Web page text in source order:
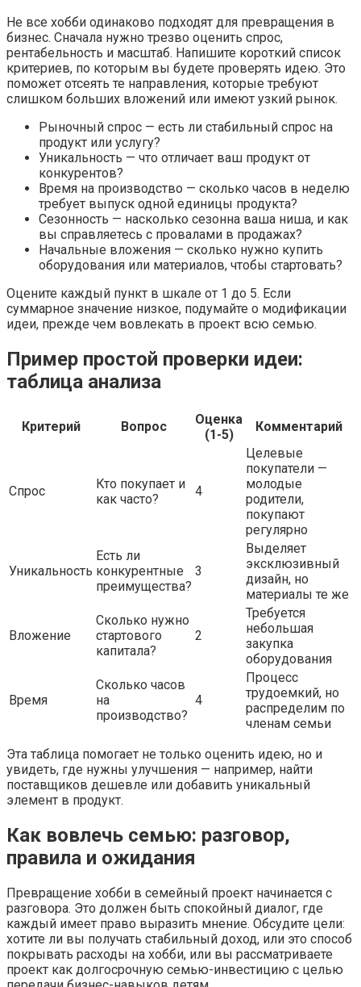
Не все хобби одинаково подходят для превращения в
бизнес. Сначала нужно трезво оценить спрос,
рентабельность и масштаб. Напишите короткий список
критериев, по которым вы будете проверять идею. Это
поможет отсеять те направления, которые требуют
слишком больших вложений или имеют узкий рынок.
Рыночный спрос — есть ли стабильный спрос на
продукт или услугу?
Уникальность — что отличает ваш продукт от
конкурентов?
Время на производство — сколько часов в неделю
требует выпуск одной единицы продукта?
Сезонность — насколько сезонна ваша ниша, и как
вы справляетесь с провалами в продажах?
Начальные вложения — сколько нужно купить
оборудования или материалов, чтобы стартовать?
Оцените каждый пункт в шкале от 1 до 5. Если
суммарное значение низкое, подумайте о модификации
идеи, прежде чем вовлекать в проект всю семью.
Пример простой проверки идеи:
таблица анализа
Критерий Вопрос
Оценка
(1-5)
Комментарий
Спрос
Кто покупает и
как часто?
4
Целевые
покупатели —
молодые
родители,
покупают
регулярно
Уникальность
Есть ли
конкурентные
преимущества?
3
Выделяет
эксклюзивный
дизайн, но
материалы те же
Вложение
Сколько нужно
стартового
капитала?
2
Требуется
небольшая
закупка
оборудования
Время
Сколько часов
на
производство?
4
Процесс
трудоемкий, но
распределим по
членам семьи
Эта таблица помогает не только оценить идею, но и
увидеть, где нужны улучшения — например, найти
поставщиков дешевле или добавить уникальный
элемент в продукт.
Как вовлечь семью: разговор,
правила и ожидания
Превращение хобби в семейный проект начинается с
разговора. Это должен быть спокойный диалог, где
каждый имеет право выразить мнение. Обсудите цели:
хотите ли вы получать стабильный доход, или это способ
покрывать расходы на хобби, или вы рассматриваете
проект как долгосрочную семью-инвестицию с целью